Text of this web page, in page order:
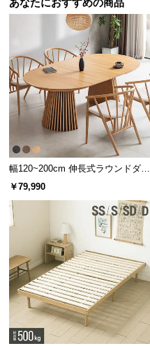
あなたにおすすめの商品
幅120~200cm 伸長式ラウンドダイ
ニングテーブル 6人掛け 天然木突
￥79,990